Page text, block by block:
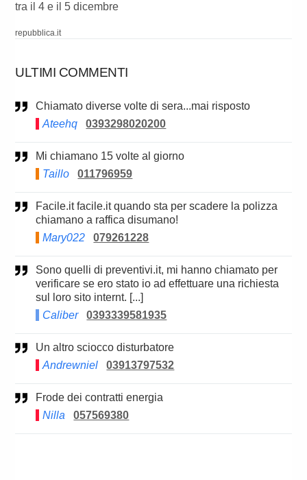
tra il 4 e il 5 dicembre
repubblica.it
ULTIMI COMMENTI
Chiamato diverse volte di sera...mai risposto
Ateehq
0393298020200
Mi chiamano 15 volte al giorno
Taillo
011796959
Facile.it facile.it quando sta per scadere la polizza
chiamano a raffica disumano!
Mary022
079261228
Sono quelli di preventivi.it, mi hanno chiamato per
verificare se ero stato io ad effettuare una richiesta
sul loro sito internt. [...]
Caliber
0393339581935
Un altro sciocco disturbatore
Andrewniel
03913797532
Frode dei contratti energia
Nilla
057569380